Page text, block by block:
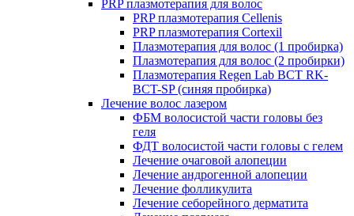
PRP плазмотерапия для волос
PRP плазмотерапия Cellenis
PRP плазмотерапия Cortexil
Плазмотерапия для волос (1 пробирка)
Плазмотерапия для волос (2 пробирки)
Плазмотерапия Regen Lab BCT RK-
BCT-SP (синяя пробирка)
Лечение волос лазером
ФБМ волосистой части головы без
геля
ФДТ волосистой части головы с гелем
Лечение очаговой алопеции
Лечение андрогенной алопеции
Лечение фолликулита
Лечение себорейного дерматита